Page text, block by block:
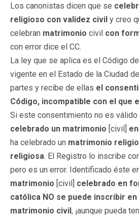
Los canonistas dicen que se
religioso con validez civil y creo
celebran matrimonio civil con
con error dice el CC.
La ley que se aplica es el Código
vigente en el Estado de la Ciudad
partes y recibe de ellas el
Código, incompatible con el que
Si este consentimiento no es
celebrado un matrimonio [civil]
ha celebrado un matrimonio
religiosa. El Registro lo inscribe
pero es un error. Identificado éste
matrimonio [civil] celebrado en
católica NO se puede inscribir
matrimonio civil, ¡aunque pueda